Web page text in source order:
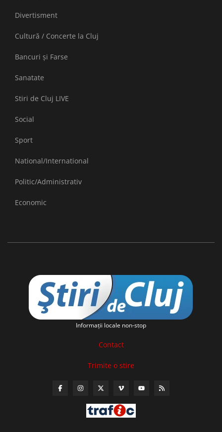
Divertisment
Cultură / Concerte la Cluj
Bancuri și Farse
Sanatate
Stiri de Cluj LIVE
Social
Sport
National/International
Politic/Administrativ
Economic
Informaţii locale non-stop
Contact
Trimite o stire